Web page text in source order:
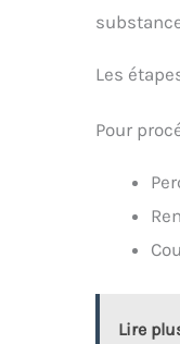
Les
Pour
Lire